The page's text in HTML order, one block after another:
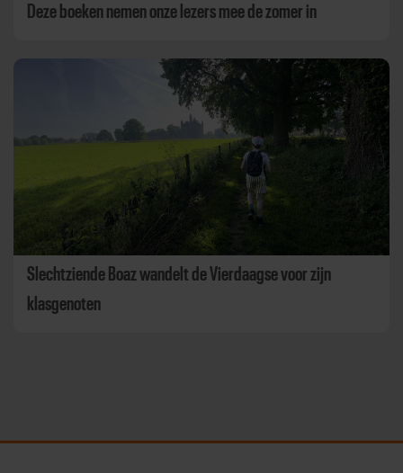
Deze boeken nemen onze lezers mee de zomer in
Slechtziende Boaz wandelt de Vierdaagse voor zijn
klasgenoten